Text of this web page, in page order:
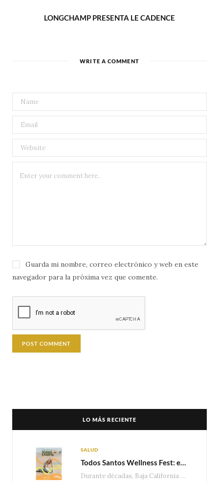
LONGCHAMP PRESENTA LE CADENCE
WRITE A COMMENT
Guarda mi nombre, correo electrónico y web en este
navegador para la próxima vez que comente.
LO MÁS RECIENTE
SALUD
Todos Santos Wellness Fest: el evento de bienestar que está transformando a Baja California Sur en un nuevo referente para el turismo wellness
Durante décadas, Baja California Sur ha sido reconocido por sus playas, hoteles de lujo y…